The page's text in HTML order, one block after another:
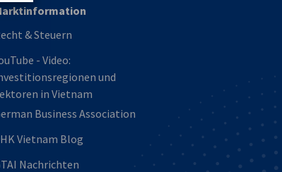
& Steuern
- Video:
und
in Vietnam
Business Association
Vietnam Blog
Nachrichten